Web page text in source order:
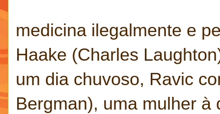
medicina ilegalmente e
Haake (Charles
um dia chuvoso, Ravic
Bergman), uma mulher